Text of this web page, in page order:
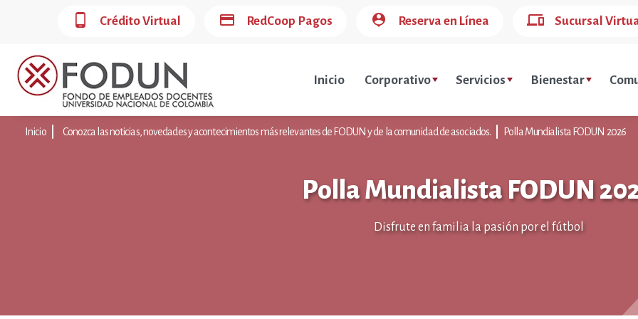
phone_android Crédito Virtual credit_card RedCoop Pagos person_pin Reserva en Línea devices Sucursal
Inicio Corporativo Servicios Bienestar
Inicio Conozca las noticias, novedades y acontecimientos más relevantes de FODUN y de la comunidad de asociados. Polla Mundialista FODUN 2026
Polla Mundialista FODUN
Disfrute en familia la pasión por el fútbol